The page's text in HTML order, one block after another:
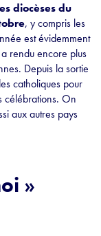
diocèses du
, y compris les
est évidemment
rendu encore plus
Depuis la sortie
catholiques pour
célébrations. On
aux autres pays
»